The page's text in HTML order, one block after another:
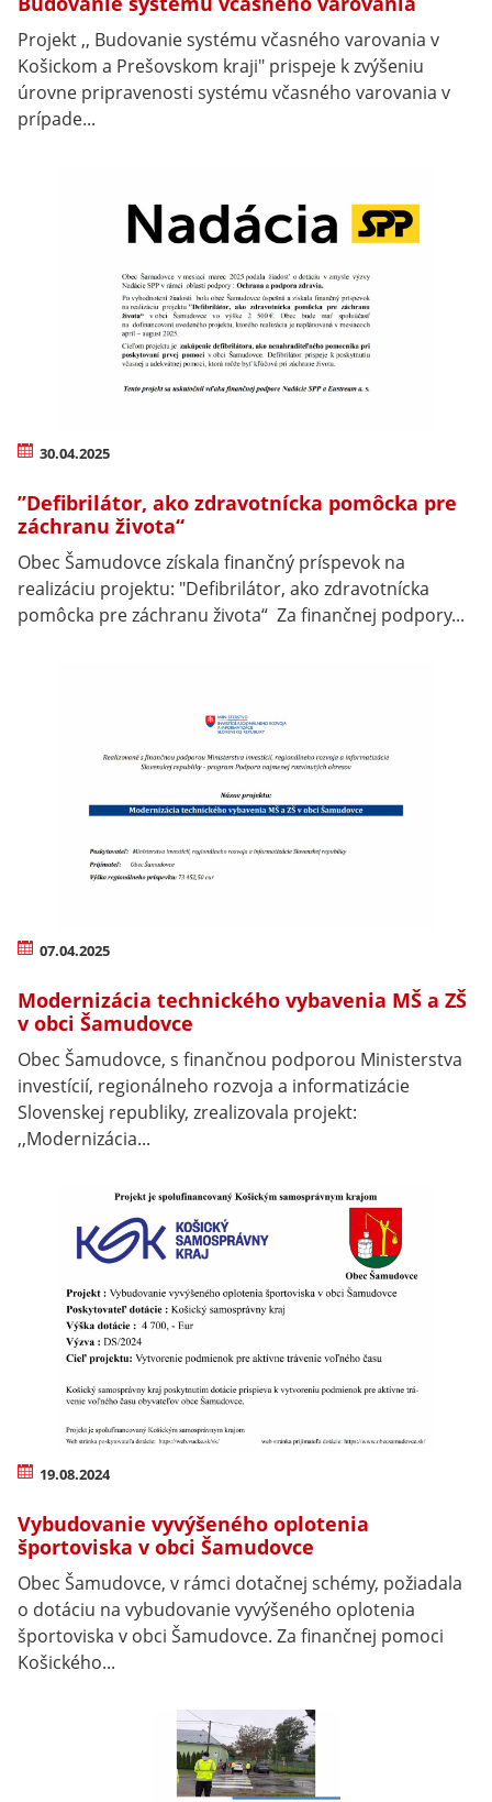
Projekt ,, Budovanie systému včasného varovania v
Košickom a Prešovskom kraji" prispeje k zvýšeniu
úrovne pripravenosti systému včasného varovania v
prípade...
30.04.2025
’’Defibrilátor, ako zdravotnícka pomôcka pre
záchranu života“
Obec Šamudovce získala finančný príspevok na
realizáciu projektu: "Defibrilátor, ako zdravotnícka
pomôcka pre záchranu života“ Za finančnej podpory...
07.04.2025
Modernizácia technického vybavenia MŠ a ZŠ
v obci Šamudovce
Obec Šamudovce, s finančnou podporou Ministerstva
investícií, regionálneho rozvoja a informatizácie
Slovenskej republiky, zrealizovala projekt:
,,Modernizácia...
19.08.2024
Vybudovanie vyvýšeného oplotenia
športoviska v obci Šamudovce
Obec Šamudovce, v rámci dotačnej schémy, požiadala
o dotáciu na vybudovanie vyvýšeného oplotenia
športoviska v obci Šamudovce. Za finančnej pomoci
Košického...